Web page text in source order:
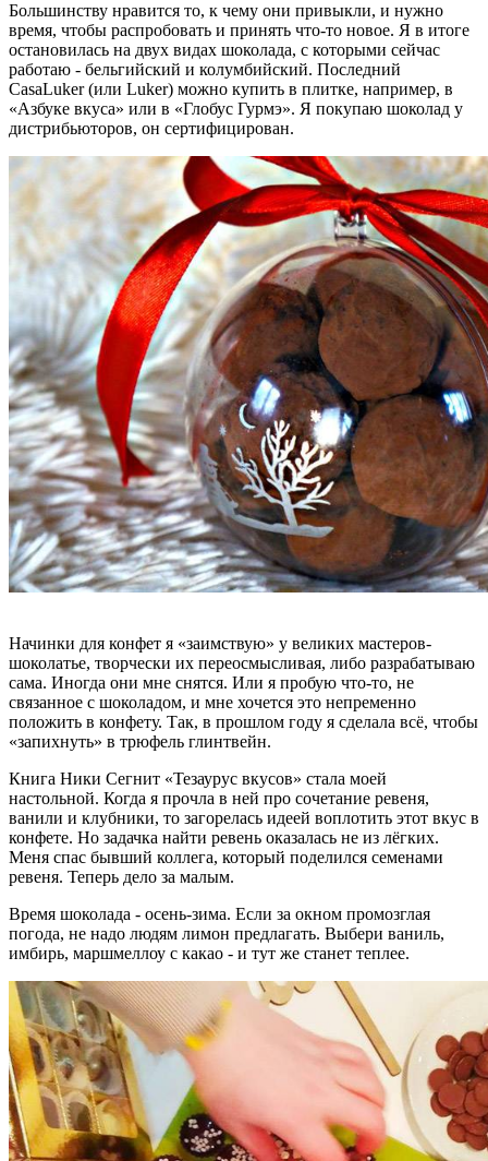
Большинству нравится то, к чему они привыкли, и нужно
время, чтобы распробовать и принять что-то новое. Я в итоге
остановилась на двух видах шоколада, с которыми сейчас
работаю - бельгийский и колумбийский. Последний
CasaLuker (или Luker) можно купить в плитке, например, в
«Азбуке вкуса» или в «Глобус Гурмэ». Я покупаю шоколад у
дистрибьюторов, он сертифицирован.
Начинки для конфет я «заимствую» у великих мастеров-
шоколатье, творчески их переосмысливая, либо разрабатываю
сама. Иногда они мне снятся. Или я пробую что-то, не
связанное с шоколадом, и мне хочется это непременно
положить в конфету. Так, в прошлом году я сделала всё, чтобы
«запихнуть» в трюфель глинтвейн.
Книга Ники Сегнит «Тезаурус вкусов» стала моей
настольной. Когда я прочла в ней про сочетание ревеня,
ванили и клубники, то загорелась идеей воплотить этот вкус в
конфете. Но задачка найти ревень оказалась не из лёгких.
Меня спас бывший коллега, который поделился семенами
ревеня. Теперь дело за малым.
Время шоколада - осень-зима. Если за окном промозглая
погода, не надо людям лимон предлагать. Выбери ваниль,
имбирь, маршмеллоу с какао - и тут же станет теплее.